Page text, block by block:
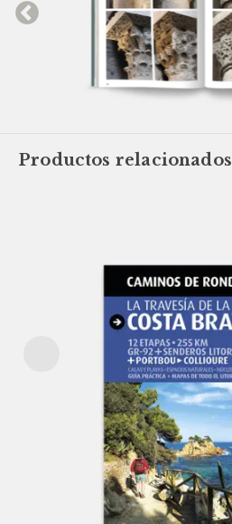
Productos relacionados